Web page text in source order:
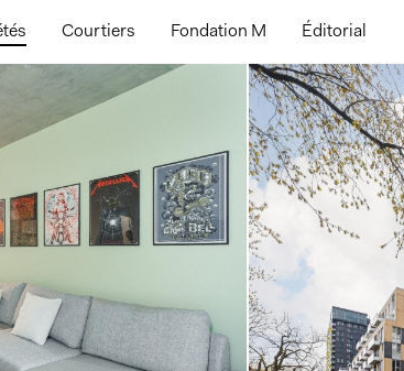
Courtiers Fondation M Éditorial